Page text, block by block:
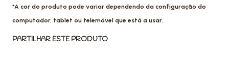
*A cor do produto pode variar dependendo da configuração do
computador, tablet ou telemóvel que está a usar.
PARTILHAR ESTE PRODUTO